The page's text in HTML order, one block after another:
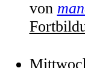
von